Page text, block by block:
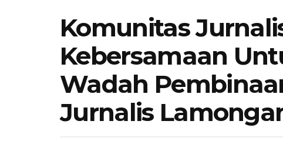
Komunitas
Kebersamaan
Wadah
Jurnalis